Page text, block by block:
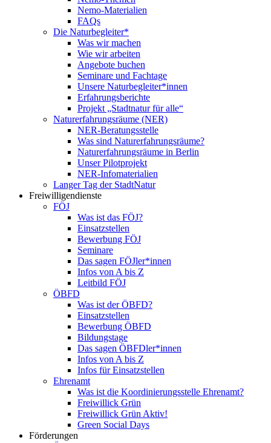
Nemo-Materialien
FAQs
Die Naturbegleiter*
Was wir machen
Wie wir arbeiten
Angebote buchen
Seminare und Fachtage
Unsere Naturbegleiter*innen
Erfahrungsberichte
Projekt „Stadtnatur für alle“
Naturerfahrungsräume (NER)
NER-Beratungsstelle
Was sind Naturerfahrungsräume?
Naturerfahrungsräume in Berlin
Unser Pilotprojekt
NER-Infomaterialien
Langer Tag der StadtNatur
Freiwilligendienste
FÖJ
Was ist das FÖJ?
Einsatzstellen
Bewerbung FÖJ
Seminare
Das sagen FÖJler*innen
Infos von A bis Z
Leitbild FÖJ
ÖBFD
Was ist der ÖBFD?
Einsatzstellen
Bewerbung ÖBFD
Bildungstage
Das sagen ÖBFDler*innen
Infos von A bis Z
Infos für Einsatzstellen
Ehrenamt
Was ist die Koordinierungsstelle Ehrenamt?
Freiwillick Grün
Freiwillick Grün Aktiv!
Green Social Days
Förderungen